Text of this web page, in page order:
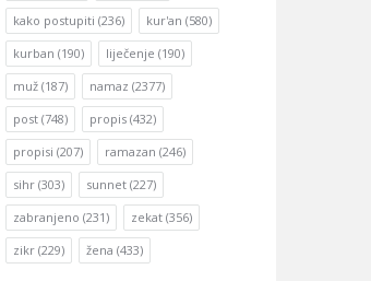
kako postupiti (236) kur'an (580)
kurban (190) liječenje (190)
muž (187) namaz (2377)
post (748) propis (432)
propisi (207) ramazan (246)
sihr (303) sunnet (227)
zabranjeno (231) zekat (356)
zikr (229) žena (433)